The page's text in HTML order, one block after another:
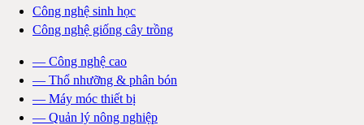
Công nghệ sinh học
Công nghệ giống cây trồng
— Công nghệ cao
— Thổ nhưỡng & phân bón
— Máy móc thiết bị
— Quản lý nông nghiệp